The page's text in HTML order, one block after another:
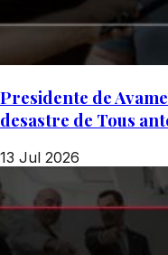
Presidente de
desastre de Tous
13 Jul 2026